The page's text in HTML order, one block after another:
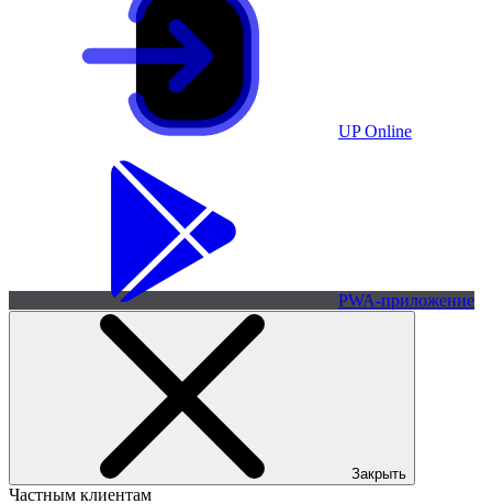
UP Online
PWA-приложение
Закрыть
Частным клиентам